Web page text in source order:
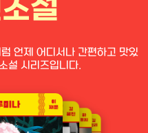
설
언제 어디서나 간편하고 맛있
설 시리즈입니다.